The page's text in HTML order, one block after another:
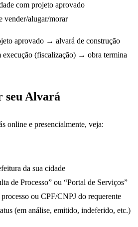
com projeto aprovado
vender/alugar/morar
aprovado → alvará de construção
(fiscalização) → obra termina
seu Alvará
online e presencialmente, veja:
da sua cidade
de Processo” ou “Portal de Serviços”
ou CPF/CNPJ do requerente
(em análise, emitido, indeferido, etc.)